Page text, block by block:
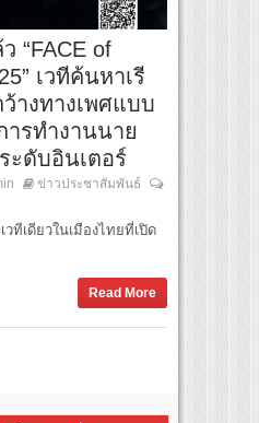
“FACE of
เวทีค้นหาเรี
างทางเพศแบบ
ารทำงานนาย
ะดับอินเตอร์
ข่าวประชาสัมพันธ์
วทีเดียวในเมืองไทยที่เปิด
Read More